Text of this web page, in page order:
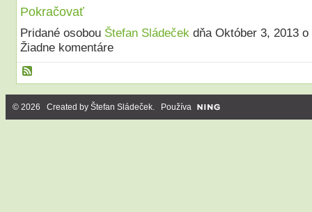
Pokračovať
Pridané osobou Štefan Sládečekdňa Október 3, 2013
Žiadne komentáre
© 2026 Created by Štefan Sládeček. Používa